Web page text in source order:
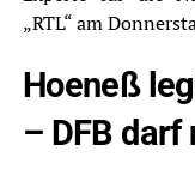
„RTL“ am
Hoeneß
– DFB